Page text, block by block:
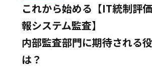
これから始める【IT統制評
報システム監査】
内部監査部門に期待される
は？